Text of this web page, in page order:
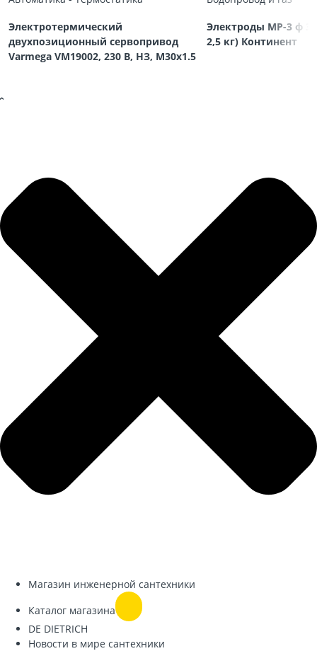
Электротермический
двухпозиционный сервопривод
Varmega VM19002, 230 В, НЗ, M30х1.5
Электроды МР-3 ф
2,5 кг) Континент
Магазин инженерной сантехники
Каталог магазина
DE DIETRICH
Новости в мире сантехники